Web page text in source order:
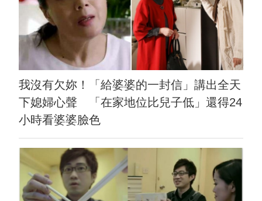
我沒有欠妳！「給婆婆的一封信」講出全天
下媳婦心聲 「在家地位比兒子低」還得24
小時看婆婆臉色